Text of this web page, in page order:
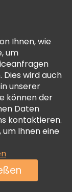
Ihnen, wie
um
wird auch
unserer
können der
Daten
kontaktieren.
Ihnen eine